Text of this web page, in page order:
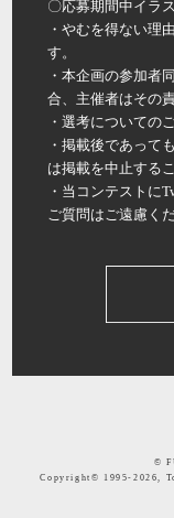
〇応募期間中イラ
・やむを得ない理
す。
・本企画の参加者
合、主催者はその
・選考についての
・掲載後であって
は掲載を中止する
・当コンテストに
ご質問はご遠慮く
©
Copyright©
1995-2026,